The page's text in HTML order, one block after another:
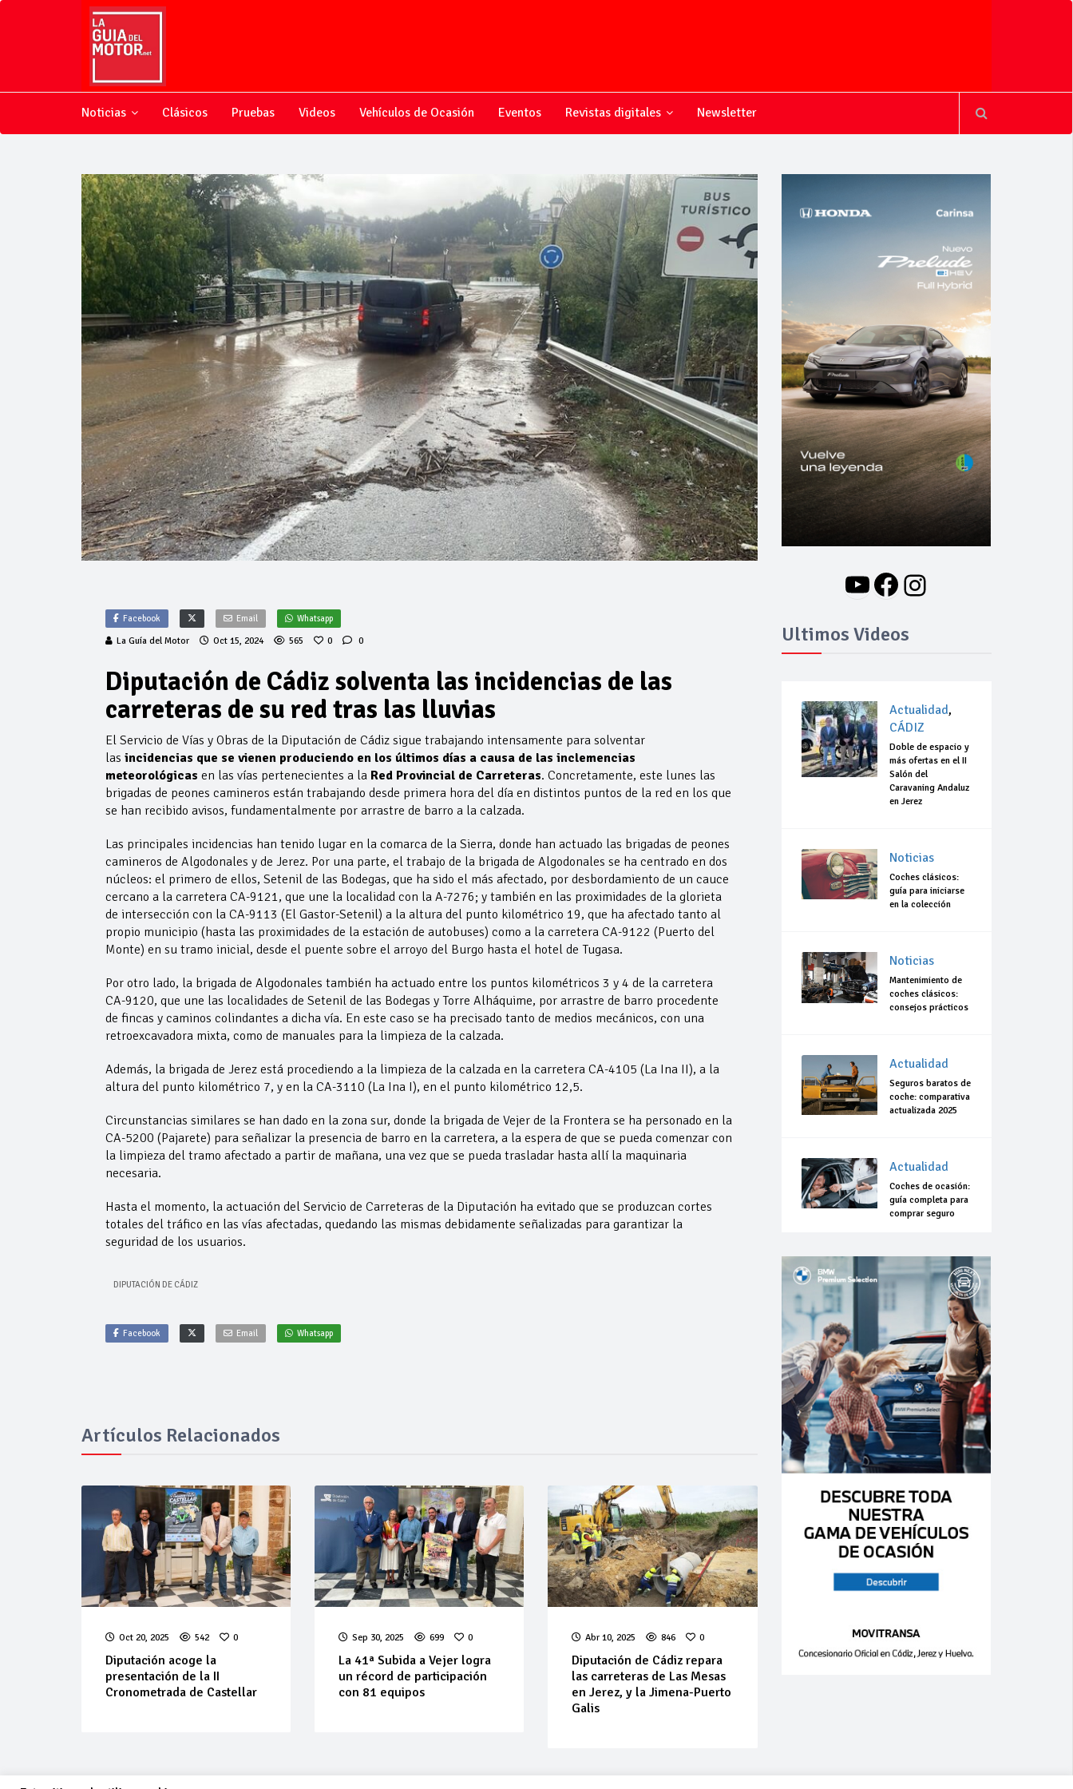
Noticias Clásicos Pruebas Videos Vehículos de Ocasión Eventos Revistas digitales Newsletter
Facebook Email Whatsapp
La Guía del Motor Oct 15, 2024 565 0 0
Diputación de Cádiz solventa las incidencias de las
carreteras de su red tras las lluvias
El Servicio de Vías y Obras de la Diputación de Cádiz sigue trabajando intensamente para solventar
las incidencias que se vienen produciendo en los últimos días a causa de las inclemencias
meteorológicas en las vías pertenecientes a la Red Provincial de Carreteras. Concretamente, este lunes las
brigadas de peones camineros están trabajando desde primera hora del día en distintos puntos de la red en los que
se han recibido avisos, fundamentalmente por arrastre de barro a la calzada.
Las principales incidencias han tenido lugar en la comarca de la Sierra, donde han actuado las brigadas de peones
camineros de Algodonales y de Jerez. Por una parte, el trabajo de la brigada de Algodonales se ha centrado en dos
núcleos: el primero de ellos, Setenil de las Bodegas, que ha sido el más afectado, por desbordamiento de un cauce
cercano a la carretera CA-9121, que une la localidad con la A-7276; y también en las proximidades de la glorieta
de intersección con la CA-9113 (El Gastor-Setenil) a la altura del punto kilométrico 19, que ha afectado tanto al
propio municipio (hasta las proximidades de la estación de autobuses) como a la carretera CA-9122 (Puerto del
Monte) en su tramo inicial, desde el puente sobre el arroyo del Burgo hasta el hotel de Tugasa.
Por otro lado, la brigada de Algodonales también ha actuado entre los puntos kilométricos 3 y 4 de la carretera
CA-9120, que une las localidades de Setenil de las Bodegas y Torre Alháquime, por arrastre de barro procedente
de fincas y caminos colindantes a dicha vía. En este caso se ha precisado tanto de medios mecánicos, con una
retroexcavadora mixta, como de manuales para la limpieza de la calzada.
Además, la brigada de Jerez está procediendo a la limpieza de la calzada en la carretera CA-4105 (La Ina II), a la
altura del punto kilométrico 7, y en la CA-3110 (La Ina I), en el punto kilométrico 12,5.
Circunstancias similares se han dado en la zona sur, donde la brigada de Vejer de la Frontera se ha personado en la
CA-5200 (Pajarete) para señalizar la presencia de barro en la carretera, a la espera de que se pueda comenzar con
la limpieza del tramo afectado a partir de mañana, una vez que se pueda trasladar hasta allí la maquinaria
necesaria.
Hasta el momento, la actuación del Servicio de Carreteras de la Diputación ha evitado que se produzcan cortes
totales del tráfico en las vías afectadas, quedando las mismas debidamente señalizadas para garantizar la
seguridad de los usuarios.
DIPUTACIÓN DE CÁDIZ
Facebook Email Whatsapp
Artículos Relacionados
Oct 20, 2025 542 0
Diputación acoge la
presentación de la II
Cronometrada de Castellar
Sep 30, 2025 699 0
La 41ª Subida a Vejer logra
un récord de participación
con 81 equipos
Abr 10, 2025 846 0
Diputación de Cádiz repara
las carreteras de Las Mesas
en Jerez, y la Jimena-Puerto
Galis
YouTube
Facebook
Instagram
Ultimos Videos
Actualidad,
CÁDIZ
Doble de espacio y
más ofertas en el II
Salón del
Caravaning Andaluz
en Jerez
Noticias
Coches clásicos:
guía para iniciarse
en la colección
Noticias
Mantenimiento de
coches clásicos:
consejos prácticos
Actualidad
Seguros baratos de
coche: comparativa
actualizada 2025
Actualidad
Coches de ocasión:
guía completa para
comprar seguro